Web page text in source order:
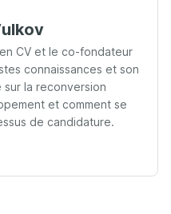
CV et le co-fondateur
connaissances et son
la reconversion
et comment se
de candidature.